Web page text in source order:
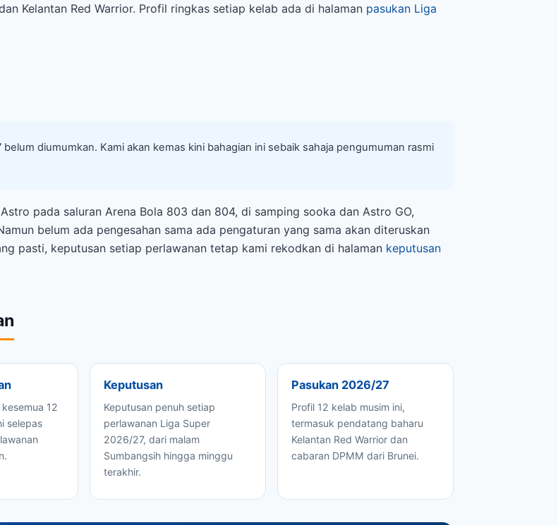
Kelantan Red Warrior. Profil ringkas setiap kelab ada di halaman pasukan Liga
diumumkan. Kami akan kemas kini bahagian ini sebaik sahaja pengumuman rasmi
pada saluran Arena Bola 803 dan 804, di samping sooka dan Astro GO,
belum ada pengesahan sama ada pengaturan yang sama akan diteruskan
pasti, keputusan setiap perlawanan tetap kami rekodkan di halaman keputusan
12
selepas
Keputusan
Keputusan penuh setiap
perlawanan Liga Super
2026/27, dari malam
Sumbangsih hingga minggu
terakhir.
Pasukan 2026/27
Profil 12 kelab musim ini,
termasuk pendatang baharu
Kelantan Red Warrior dan
cabaran DPMM dari Brunei.